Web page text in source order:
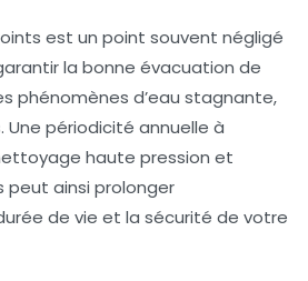
est un point souvent négligé
la bonne évacuation de
phénomènes d’eau stagnante,
Une périodicité annuelle à
haute pression et
peut ainsi prolonger
de vie et la sécurité de votre